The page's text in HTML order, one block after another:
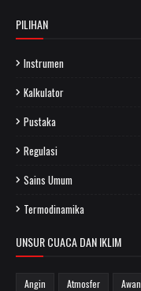
PILIHAN
Instrumen
Kalkulator
Pustaka
Regulasi
Sains Umum
Termodinamika
UNSUR CUACA DAN IKLIM
Angin Atmosfer Awan